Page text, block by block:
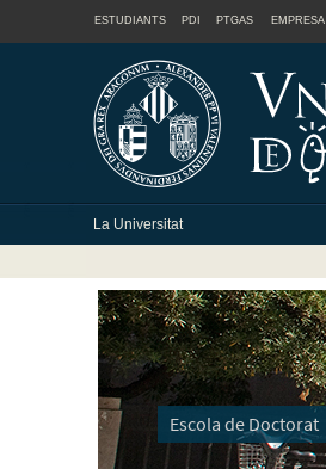
ESTUDIANTS PDI PTGAS EMPRESA
La Universitat
Escola de Doctorat